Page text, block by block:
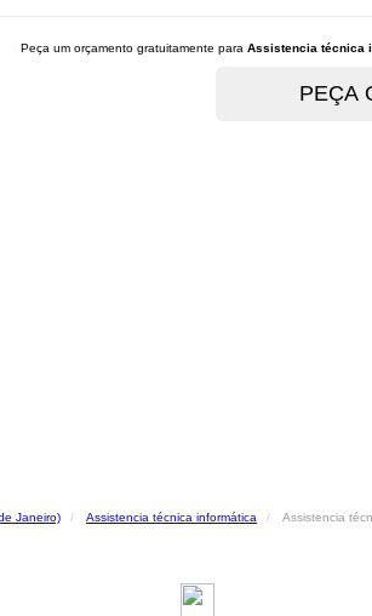
Peça um orçamento gratuitamente para Assistencia técnica
Janeiro) Assistencia técnica informática Assistencia